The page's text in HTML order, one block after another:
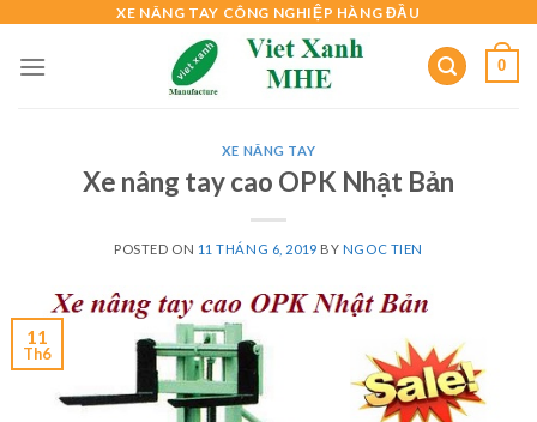
content
XE NÂNG TAY CÔNG NGHIỆP HÀNG ĐẦU
0
XE NÂNG TAY
Xe nâng tay cao OPK Nhật Bản
POSTED ON 11 THÁNG 6, 2019 BY NGOC TIEN
11
Th6